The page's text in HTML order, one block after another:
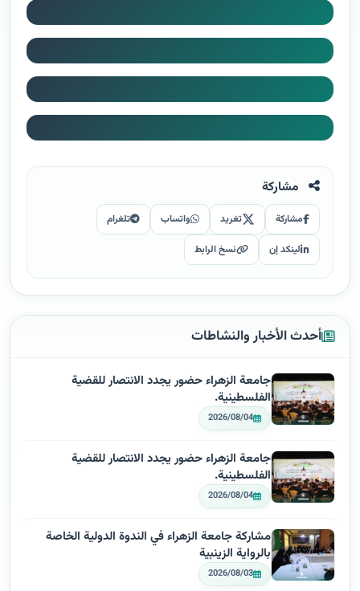
مشاركة
مشاركة تغريد واتساب تلغرام
لينكد إن نسخ الرابط
أحدث الأخبار والنشاطات
جامعة الزهراء حضور يجدد الانتصار للقضية
الفلسطينية.
2026/08/04
جامعة الزهراء حضور يجدد الانتصار للقضية
الفلسطينية.
2026/08/04
مشاركة جامعة الزهراء في الندوة الدولية الخاصة
بالرواية الزينبية
2026/08/03